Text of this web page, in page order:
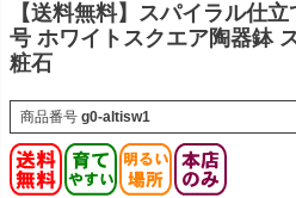
【送料無料】スパイラル仕
号 ホワイトスクエア陶器鉢
粧石
商品番号 g0-altisw1